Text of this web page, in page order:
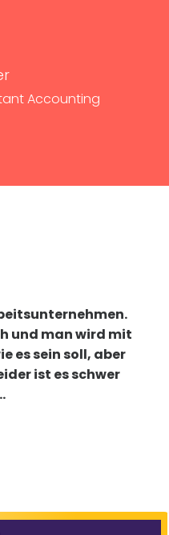
Accounting
und man wird mit
es sein soll, aber
ist es schwer